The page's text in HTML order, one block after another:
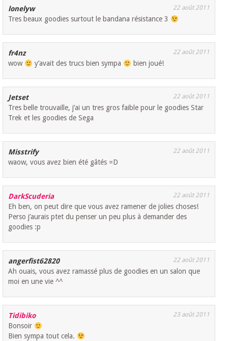
lonelyw 22 août 2011
Tres beaux goodies surtout le bandana résistance 3
fr4nz 22 août 2011
wow y’avait des trucs bien sympa bien joué!
Jetset 22 août 2011
Tres belle trouvaille, j’ai un tres gros faible pour le goodies Star
Trek et les goodies de Sega
Misstrify 22 août 2011
waow, vous avez bien été gâtés =D
DarkScuderia 22 août 2011
Eh ben, on peut dire que vous avez ramener de jolies choses!
Perso j’aurais ptet du penser un peu plus à demander des
goodies :p
angerfist62820 22 août 2011
Ah ouais, vous avez ramassé plus de goodies en un salon que
moi en une vie ^^
Tidibiko 23 août 2011
Bonsoir
Bien sympa tout cela.